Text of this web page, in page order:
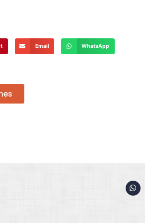
Email WhatsApp
W
h
a